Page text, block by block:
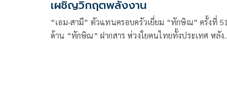
เผชิญวิกฤตพลังงาน
“เอม-สามี” ตัวแทนครอบครัวเยี่ยม “ทักษิณ” ครั้งที่ 51
ด้าน “ทักษิณ” ฝากสาร ห่วงใยคนไทยทั้งประเทศ หลัง